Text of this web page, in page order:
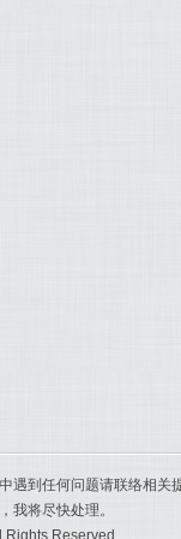
遇到任何问题请联络相关
我将尽快处理。
Rights Reserved.